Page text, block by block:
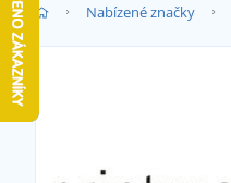
Nabízené značky